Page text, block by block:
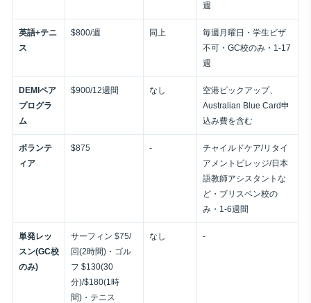
週
英語+テニ
ス
$800/週 同上
毎週月曜日・学生ビザ
不可・GC校のみ・1-17
週
DEMIペア
プログラ
ム
$900/12週間 なし
空港ピックアップ、
Australian Blue Card申
込み費を含む
ボランテ
ィア
$875 -
チャイルドケア/リタイ
アメントビレッジ/日本
語教師アシスタントな
ど・ブリスベン校の
み・1-6週間
単発レッ
スン(GC校
のみ)
サーフィン $75/
回(2時間)・ゴル
フ $130(30
分)/$180(1時
間)・テニス
なし -